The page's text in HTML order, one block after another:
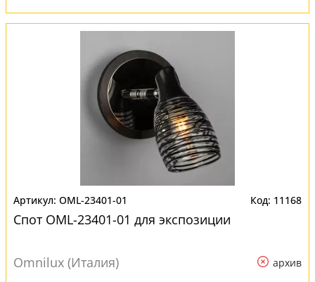
OML-23401-01 11168
Спот OML-23401-01 для экспозиции
Omnilux (Италия) архив